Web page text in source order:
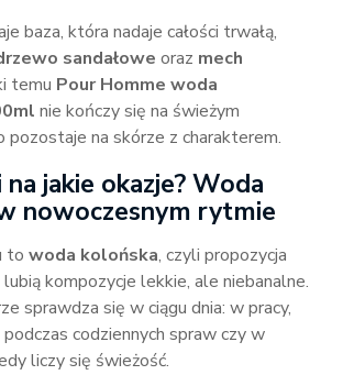
baza, która nadaje całości trwałą,
sandałowe oraz mech
temu Pour Homme woda
nie kończy się na świeżym
pozostaje na skórze z charakterem.
jakie okazje? Woda
nowoczesnym rytmie
to woda kolońska, czyli propozycja
kompozycje lekkie, ale niebanalne.
sprawdza się w ciągu dnia: w pracy,
codziennych spraw czy w
liczy się świeżość.